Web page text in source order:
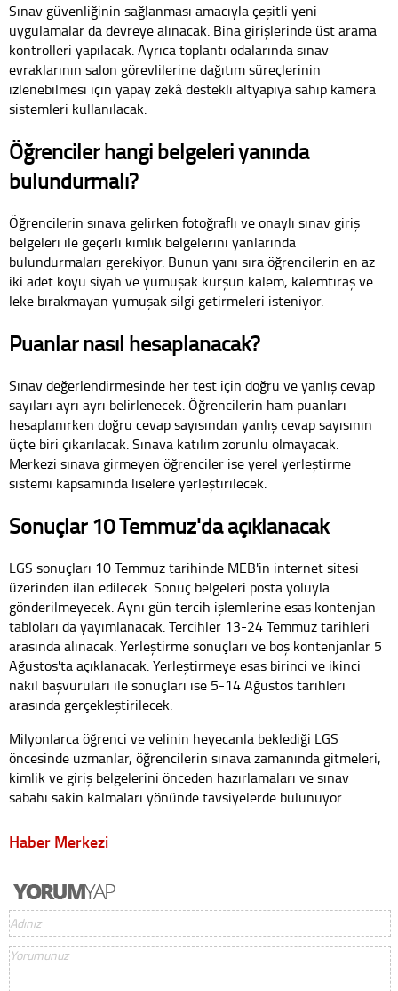
Sınav güvenliğinin sağlanması amacıyla çeşitli yeni
uygulamalar da devreye alınacak. Bina girişlerinde üst arama
kontrolleri yapılacak. Ayrıca toplantı odalarında sınav
evraklarının salon görevlilerine dağıtım süreçlerinin
izlenebilmesi için yapay zekâ destekli altyapıya sahip kamera
sistemleri kullanılacak.
Öğrenciler hangi belgeleri yanında
bulundurmalı?
Öğrencilerin sınava gelirken fotoğraflı ve onaylı sınav giriş
belgeleri ile geçerli kimlik belgelerini yanlarında
bulundurmaları gerekiyor. Bunun yanı sıra öğrencilerin en az
iki adet koyu siyah ve yumuşak kurşun kalem, kalemtıraş ve
leke bırakmayan yumuşak silgi getirmeleri isteniyor.
Puanlar nasıl hesaplanacak?
Sınav değerlendirmesinde her test için doğru ve yanlış cevap
sayıları ayrı ayrı belirlenecek. Öğrencilerin ham puanları
hesaplanırken doğru cevap sayısından yanlış cevap sayısının
üçte biri çıkarılacak. Sınava katılım zorunlu olmayacak.
Merkezi sınava girmeyen öğrenciler ise yerel yerleştirme
sistemi kapsamında liselere yerleştirilecek.
Sonuçlar 10 Temmuz'da açıklanacak
LGS sonuçları 10 Temmuz tarihinde MEB'in internet sitesi
üzerinden ilan edilecek. Sonuç belgeleri posta yoluyla
gönderilmeyecek. Aynı gün tercih işlemlerine esas kontenjan
tabloları da yayımlanacak. Tercihler 13-24 Temmuz tarihleri
arasında alınacak. Yerleştirme sonuçları ve boş kontenjanlar 5
Ağustos'ta açıklanacak. Yerleştirmeye esas birinci ve ikinci
nakil başvuruları ile sonuçları ise 5-14 Ağustos tarihleri
arasında gerçekleştirilecek.
Milyonlarca öğrenci ve velinin heyecanla beklediği LGS
öncesinde uzmanlar, öğrencilerin sınava zamanında gitmeleri,
kimlik ve giriş belgelerini önceden hazırlamaları ve sınav
sabahı sakin kalmaları yönünde tavsiyelerde bulunuyor.
Haber Merkezi